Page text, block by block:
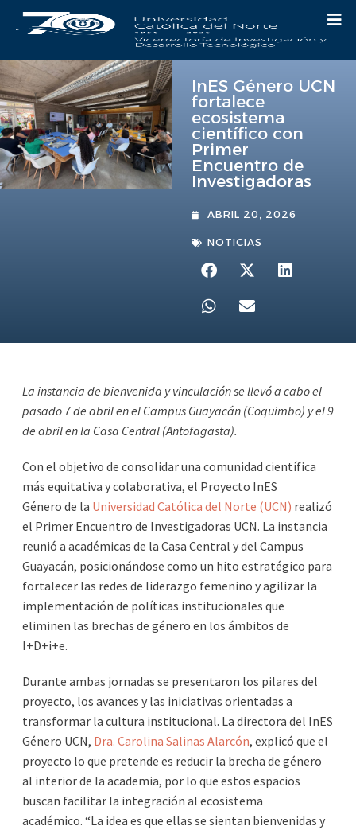
InES Género UCN
fortalece
ecosistema
científico con
Primer
Encuentro de
Investigadoras
ABRIL 20, 2026
NOTICIAS
La instancia de bienvenida y vinculación se llevó a cabo el
pasado 7 de abril en el Campus Guayacán (Coquimbo) y el 9
de abril en la Casa Central (Antofagasta).
Con el objetivo de consolidar una comunidad científica
más equitativa y colaborativa, el Proyecto InES
Género de la Universidad Católica del Norte (UCN) realizó
el Primer Encuentro de Investigadoras UCN. La instancia
reunió a académicas de la Casa Central y del Campus
Guayacán, posicionándose como un hito estratégico para
fortalecer las redes de liderazgo femenino y agilizar la
implementación de políticas institucionales que
eliminen las brechas de género en los ámbitos de
I+D+i+e.
Durante ambas jornadas se presentaron los pilares del
proyecto, los avances y las iniciativas orientadas a
transformar la cultura institucional. La directora del InES
Género UCN, Dra. Carolina Salinas Alarcón, explicó que el
proyecto lo que pretende es reducir la brecha de género
al interior de la academia, por lo que estos espacios
buscan facilitar la integración al ecosistema
académico. “La idea es que ellas se sientan bienvenidas y